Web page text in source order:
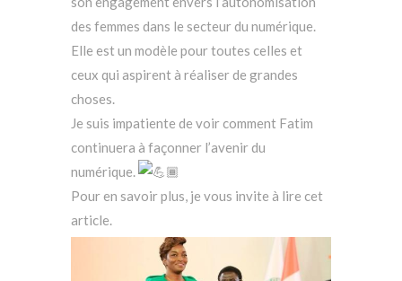
des femmes dans le secteur du numérique.
Elle est un modèle pour toutes celles et
ceux qui aspirent à réaliser de grandes
choses.
Je suis impatiente de voir comment Fatim
continuera à façonner l’avenir du
numérique.
Pour en savoir plus, je vous invite à lire cet
article.